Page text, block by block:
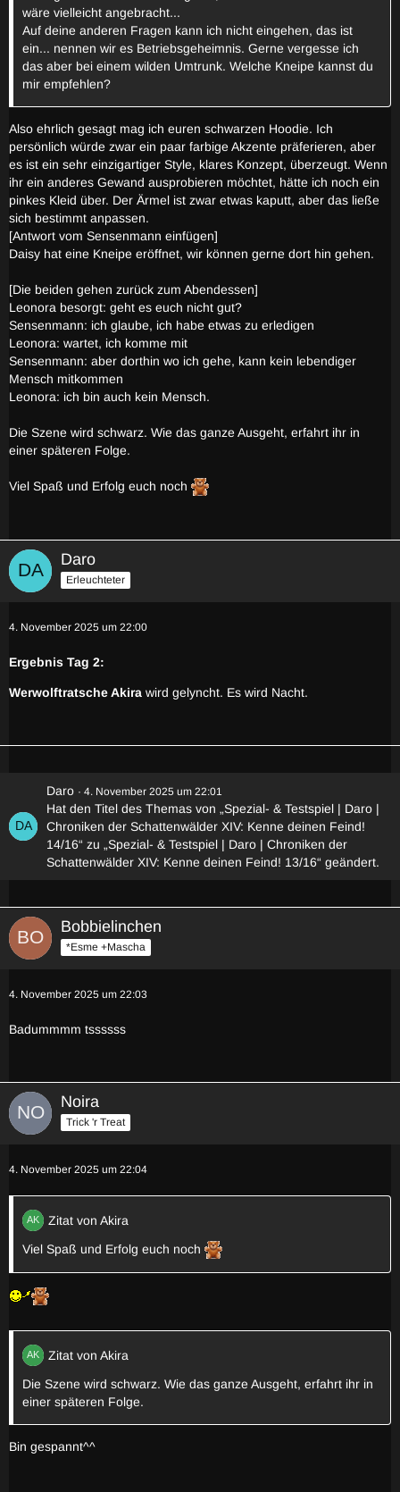
wäre vielleicht angebracht...
Auf deine anderen Fragen kann ich nicht eingehen, das ist
ein... nennen wir es Betriebsgeheimnis. Gerne vergesse ich
das aber bei einem wilden Umtrunk. Welche Kneipe kannst du
mir empfehlen?
Also ehrlich gesagt mag ich euren schwarzen Hoodie. Ich
persönlich würde zwar ein paar farbige Akzente präferieren, aber
es ist ein sehr einzigartiger Style, klares Konzept, überzeugt. Wenn
ihr ein anderes Gewand ausprobieren möchtet, hätte ich noch ein
pinkes Kleid über. Der Ärmel ist zwar etwas kaputt, aber das ließe
sich bestimmt anpassen.
[Antwort vom Sensenmann einfügen]
Daisy hat eine Kneipe eröffnet, wir können gerne dort hin gehen.
[Die beiden gehen zurück zum Abendessen]
Leonora besorgt: geht es euch nicht gut?
Sensenmann: ich glaube, ich habe etwas zu erledigen
Leonora: wartet, ich komme mit
Sensenmann: aber dorthin wo ich gehe, kann kein lebendiger
Mensch mitkommen
Leonora: ich bin auch kein Mensch.
Die Szene wird schwarz. Wie das ganze Ausgeht, erfahrt ihr in
einer späteren Folge.
Viel Spaß und Erfolg euch noch
Daro
Erleuchteter
4. November 2025 um 22:00
Ergebnis Tag 2:
Werwolftratsche Akira wird gelyncht. Es wird Nacht.
Daro 4. November 2025 um 22:01
Hat den Titel des Themas von „Spezial- & Testspiel | Daro |
Chroniken der Schattenwälder XIV: Kenne deinen Feind!
14/16“ zu „Spezial- & Testspiel | Daro | Chroniken der
Schattenwälder XIV: Kenne deinen Feind! 13/16“ geändert.
Bobbielinchen
*Esme +Mascha
4. November 2025 um 22:03
Badummmm tssssss
Noira
Trick 'r Treat
4. November 2025 um 22:04
Zitat von Akira
Viel Spaß und Erfolg euch noch
Zitat von Akira
Die Szene wird schwarz. Wie das ganze Ausgeht, erfahrt ihr in
einer späteren Folge.
Bin gespannt^^